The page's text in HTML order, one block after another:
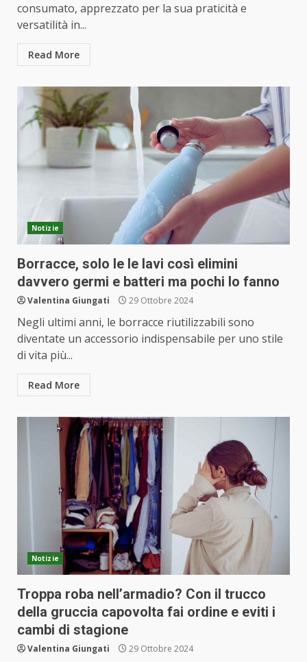
consumato, apprezzato per la sua praticità e
versatilità in...
Read More
Notizie
Borracce, solo le le lavi così elimini
davvero germi e batteri ma pochi lo fanno
Valentina Giungati 29 Ottobre 2024
Negli ultimi anni, le borracce riutilizzabili sono
diventate un accessorio indispensabile per uno stile
di vita più...
Read More
Notizie
Troppa roba nell’armadio? Con il trucco
della gruccia capovolta fai ordine e eviti i
cambi di stagione
Valentina Giungati 29 Ottobre 2024